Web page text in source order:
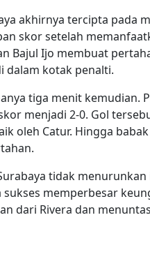
akhirnya tercipta pada
skor setelah
Bajul Ijo membuat
dalam kotak penalti.
tiga menit kemudian.
menjadi 2-0. Gol
oleh Catur. Hingga
tidak
memperbesar
dari Rivera dan